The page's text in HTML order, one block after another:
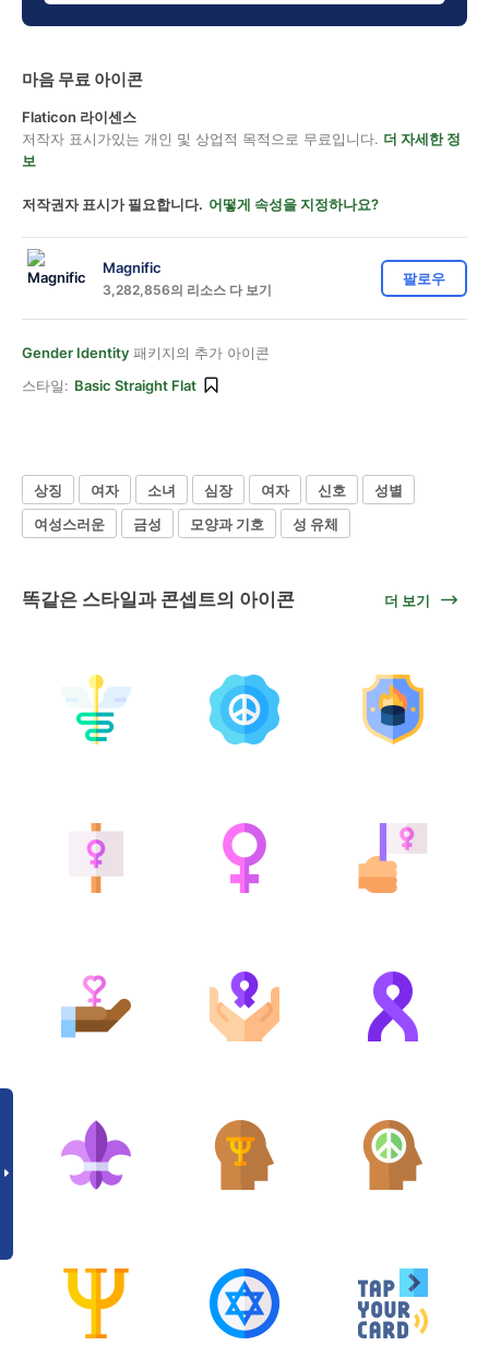
마음 무료 아이콘
Flaticon 라이센스
저작자 표시가있는 개인 및 상업적 목적으로 무료입니다. 더 자세한 정
보
저작권자 표시가 필요합니다. 어떻게 속성을 지정하나요?
Magnific
3,282,856의 리소스 다 보기
팔로우
Gender Identity 패키지의 추가 아이콘
스타일: Basic Straight Flat
상징 여자 소녀 심장 여자 신호
성별
여성스러운
금성 모양과 기호 성 유체
똑같은 스타일과 콘셉트의 아이콘 더 보기